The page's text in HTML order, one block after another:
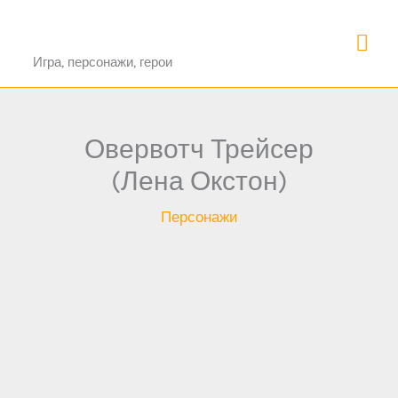
содержимому
Игра, персонажи, герои
Овервотч Трейсер
(Лена Окстон)
Персонажи